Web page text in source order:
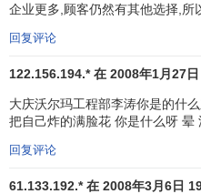
沃尔玛将糕点房搬进了商场
的风味美食、新鲜糕点都给
店内聘有专业人士为顾客
机及其相关用品的有关情况
店内设有阑克施乐文件处
企业更多,顾客仍然有其他选择,所
回复评论
122.156.194.* 在 2008年1月27
大庆沃尔玛工程部李涛你是的什
把自己炸的满脸花 你是什么呀 晕
回复评论
61.133.192.* 在 2008年3月6日